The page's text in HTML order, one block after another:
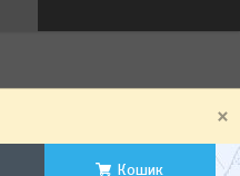
Кошик